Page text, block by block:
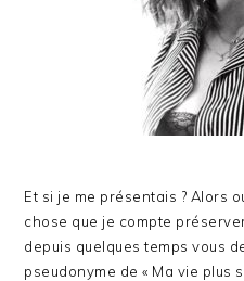
Et si je me présentais ? Alors
chose que je compte
depuis quelques temps vous
pseudonyme de « Ma vie plus